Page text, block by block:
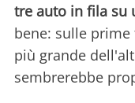
tre auto in fila su
bene: sulle
più grande
sembrerebbe